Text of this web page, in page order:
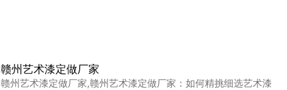
赣州艺术漆定做厂家
赣州艺术漆定做厂家,赣州艺术漆定做厂家：如何精挑细选艺术漆